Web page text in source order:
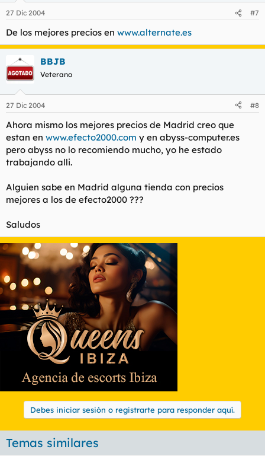
27 Dic 2004 #7
De los mejores precios en www.alternate.es
BBJB
Veterano
27 Dic 2004 #8
Ahora mismo los mejores precios de Madrid creo que
estan en www.efecto2000.com y en abyss-computer.es
pero abyss no lo recomiendo mucho, yo he estado
trabajando alli.
Alguien sabe en Madrid alguna tienda con precios
mejores a los de efecto2000 ???
Saludos
Debes iniciar sesión o registrarte para responder aquí.
Temas similares